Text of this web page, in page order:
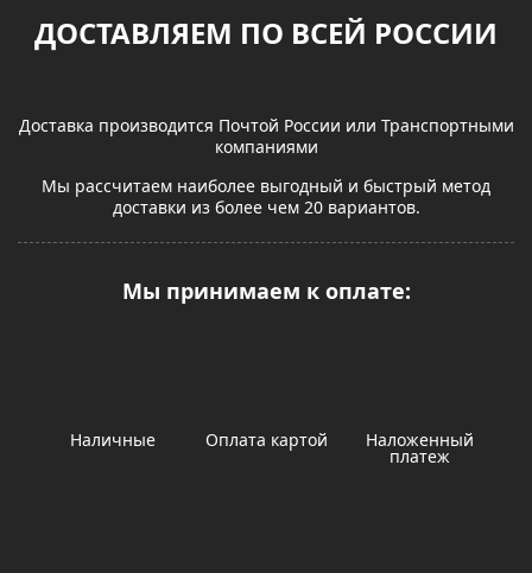
ДОСТАВЛЯЕМ ПО ВСЕЙ РОССИИ
Доставка производится Почтой России или Транспортными
компаниями
Мы рассчитаем наиболее выгодный и быстрый метод
доставки из более чем 20 вариантов.
Мы принимаем к оплате:
Наличные Оплата картой Наложенный
платеж